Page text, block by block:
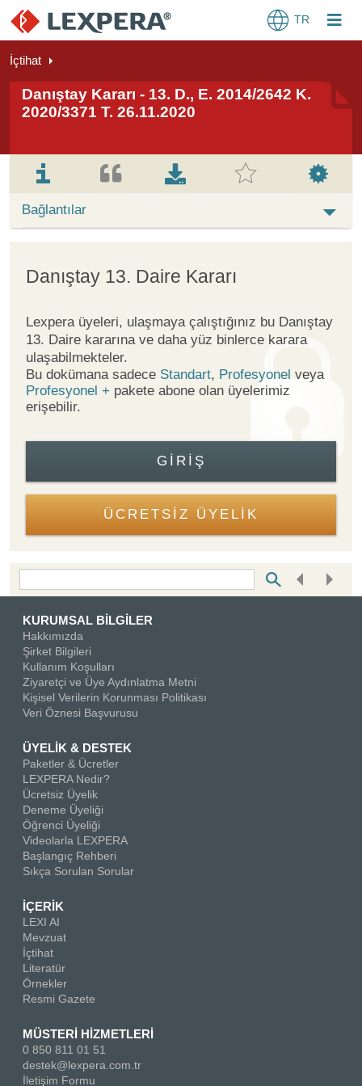
TR
İçtihat
Danıştay Kararı - 13. D., E. 2014/2642 K.
2020/3371 T. 26.11.2020
Bağlantılar
Danıştay 13. Daire Kararı
Lexpera üyeleri, ulaşmaya çalıştığınız bu Danıştay
13. Daire kararına ve daha yüz binlerce karara
ulaşabilmekteler.
Bu dokümana sadece Standart, Profesyonel veya
Profesyonel + pakete abone olan üyelerimiz
erişebilir.
GIRIŞ
ÜCRETSİZ ÜYELİK
KURUMSAL BİLGİLER
Hakkımızda
Şirket Bilgileri
Kullanım Koşulları
Ziyaretçi ve Üye Aydınlatma Metni
Kişisel Verilerin Korunması Politikası
Veri Öznesi Başvurusu
ÜYELİK & DESTEK
Paketler & Ücretler
LEXPERA Nedir?
Ücretsiz Üyelik
Deneme Üyeliği
Öğrenci Üyeliği
Videolarla LEXPERA
Başlangıç Rehberi
Sıkça Sorulan Sorular
İÇERİK
LEXI AI
Mevzuat
İçtihat
Literatür
Örnekler
Resmi Gazete
MÜSTERİ HİZMETLERİ
0 850 811 01 51
destek@lexpera.com.tr
İletişim Formu